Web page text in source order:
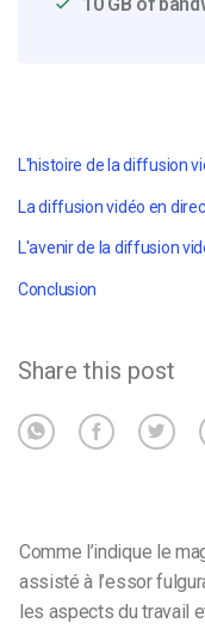
L'histoire de la diffusion
La diffusion vidéo en
L'avenir de la diffusion
Conclusion
Share this post
Comme l’indique le
assisté à l’essor
les aspects du travail